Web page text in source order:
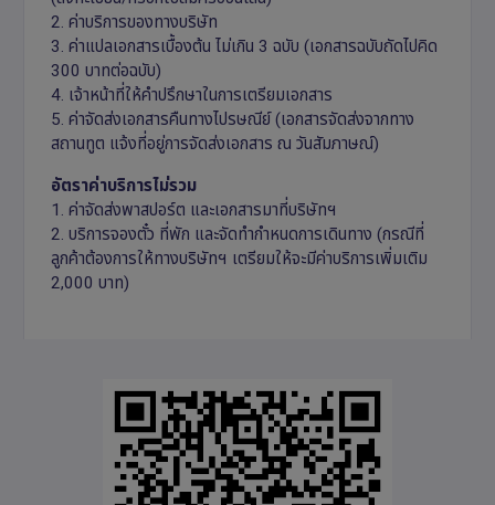
2. ค่าบริการของทางบริษัท
3. ค่าแปลเอกสารเบื้องต้น ไม่เกิน 3 ฉบับ (เอกสารฉบับถัดไปคิด
300 บาทต่อฉบับ)
4. เจ้าหน้าที่ให้คำปรึกษาในการเตรียมเอกสาร
5. ค่าจัดส่งเอกสารคืนทางไปรษณีย์ (เอกสารจัดส่งจากทาง
สถานทูต แจ้งที่อยู่การจัดส่งเอกสาร ณ วันสัมภาษณ์)
อัตราค่าบริการไม่รวม
1. ค่าจัดส่งพาสปอร์ต และเอกสารมาที่บริษัทฯ
2. บริการจองตั๋ว ที่พัก และจัดทำกำหนดการเดินทาง (กรณีที่
ลูกค้าต้องการให้ทางบริษัทฯ เตรียมให้จะมีค่าบริการเพิ่มเติม
2,000 บาท)